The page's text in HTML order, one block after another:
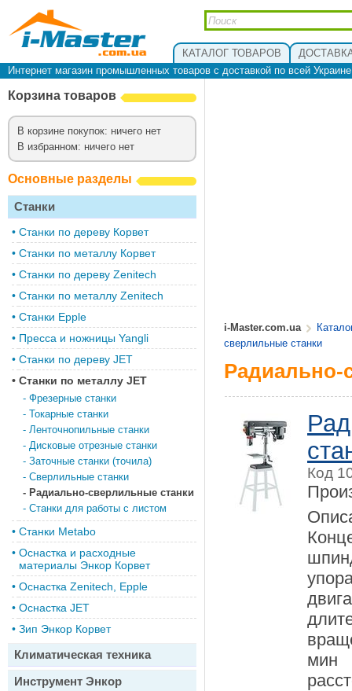
КАТАЛОГ ТОВАРОВ
Интернет магазин промышленных товаров с доставкой по всей
Корзина товаров
В корзине покупок: ничего нет
В избранном: ничего нет
Основные разделы
Станки
• Cтанки по дереву Корвет
• Станки по металлу Корвет
• Cтанки по дереву Zenitech
• Cтанки по металлу Zenitech
• Станки Epple
• Пресса и ножницы Yangli
• Станки по дереву JET
• Станки по металлу JET
- Фрезерные станки
- Токарные станки
- Ленточнопильные станки
- Дисковые отрезные станки
- Заточные станки (точила)
- Сверлильные станки
- Радиально-сверлильные станки
- Станки для работы с листом
• Станки Metabo
• Оснастка и расходные
материалы Энкор Корвет
• Оснастка Zenitech, Epple
• Оснастка JET
• Зип Энкор Корвет
Климатическая техника
Инструмент Энкор
i-Master.com.ua
сверлильные станки
Радиально-
Код
мин